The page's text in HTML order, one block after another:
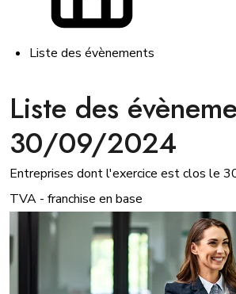
Liste des évènements
Liste des
30/09/2024
Entreprises dont l'exercice est clos le
TVA - franchise en base